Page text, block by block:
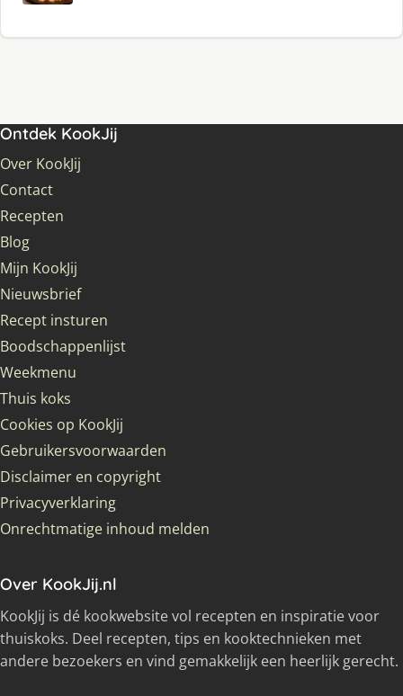
Ontdek KookJij
Over KookJij
Contact
Recepten
Blog
Mijn KookJij
Nieuwsbrief
Recept insturen
Boodschappenlijst
Weekmenu
Thuis koks
Cookies op KookJij
Gebruikersvoorwaarden
Disclaimer en copyright
Privacyverklaring
Onrechtmatige inhoud melden
Over KookJij.nl
KookJij is dé kookwebsite vol recepten en inspiratie voor
thuiskoks. Deel recepten, tips en kooktechnieken met
andere bezoekers en vind gemakkelijk een heerlijk gerecht.